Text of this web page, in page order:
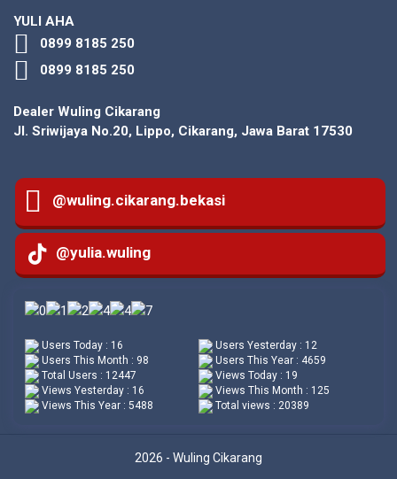
YULI AHA
0899 8185 250
0899 8185 250
Dealer Wuling Cikarang
Jl. Sriwijaya No.20, Lippo, Cikarang, Jawa Barat 17530
@wuling.cikarang.bekasi
@yulia.wuling
Users Today : 16
Users Yesterday : 12
Users This Month : 98
Users This Year : 4659
Total Users : 12447
Views Today : 19
Views Yesterday : 16
Views This Month : 125
Views This Year : 5488
Total views : 20389
2026 - Wuling Cikarang